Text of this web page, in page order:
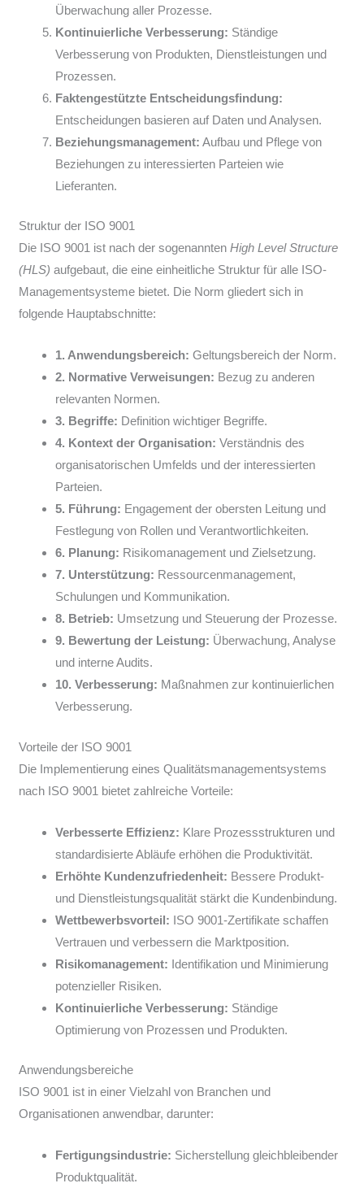
Überwachung aller Prozesse.
Kontinuierliche Verbesserung: Ständige
Verbesserung von Produkten, Dienstleistungen und
Prozessen.
Faktengestützte Entscheidungsfindung:
Entscheidungen basieren auf Daten und Analysen.
Beziehungsmanagement: Aufbau und Pflege von
Beziehungen zu interessierten Parteien wie
Lieferanten.
Struktur der ISO 9001
Die ISO 9001 ist nach der sogenanntenHigh Level Structure
(HLS) aufgebaut, die eine einheitliche Struktur für alle ISO-
Managementsysteme bietet. Die Norm gliedert sich in
folgende Hauptabschnitte:
1. Anwendungsbereich: Geltungsbereich der Norm.
2. Normative Verweisungen: Bezug zu anderen
relevanten Normen.
3. Begriffe: Definition wichtiger Begriffe.
4. Kontext der Organisation: Verständnis des
organisatorischen Umfelds und der interessierten
Parteien.
5. Führung: Engagement der obersten Leitung und
Festlegung von Rollen und Verantwortlichkeiten.
6. Planung: Risikomanagement und Zielsetzung.
7. Unterstützung: Ressourcenmanagement,
Schulungen und Kommunikation.
8. Betrieb: Umsetzung und Steuerung der Prozesse.
9. Bewertung der Leistung: Überwachung, Analyse
und interne Audits.
10. Verbesserung: Maßnahmen zur kontinuierlichen
Verbesserung.
Vorteile der ISO 9001
Die Implementierung eines Qualitätsmanagementsystems
nach ISO 9001 bietet zahlreiche Vorteile:
Verbesserte Effizienz: Klare Prozessstrukturen und
standardisierte Abläufe erhöhen die Produktivität.
Erhöhte Kundenzufriedenheit: Bessere Produkt-
und Dienstleistungsqualität stärkt die Kundenbindung.
Wettbewerbsvorteil: ISO 9001-Zertifikate schaffen
Vertrauen und verbessern die Marktposition.
Risikomanagement: Identifikation und Minimierung
potenzieller Risiken.
Kontinuierliche Verbesserung: Ständige
Optimierung von Prozessen und Produkten.
Anwendungsbereiche
ISO 9001 ist in einer Vielzahl von Branchen und
Organisationen anwendbar, darunter:
Fertigungsindustrie: Sicherstellung gleichbleibender
Produktqualität.